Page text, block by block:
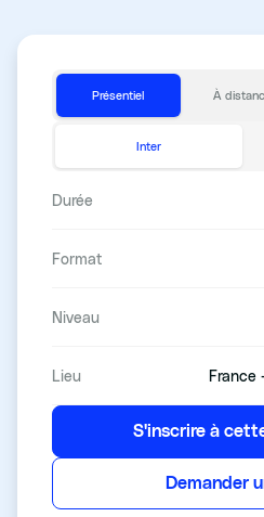
Présentiel À
Inter
Durée
Format
Niveau
Lieu France
S'inscrire à
Demander